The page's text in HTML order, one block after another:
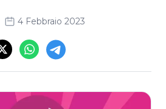
4 Febbraio 2023